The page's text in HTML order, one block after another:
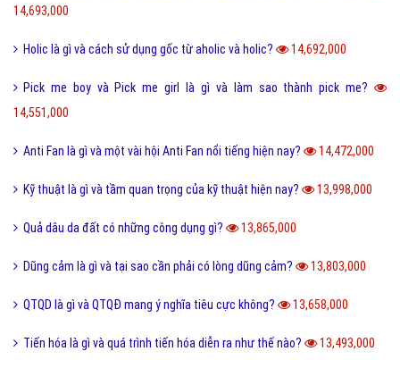
14,693,000
Holic là gì và cách sử dụng gốc từ aholic và holic? 14,692,000
Pick me boy và Pick me girl là gì và làm sao thành pick me?
14,551,000
Anti Fan là gì và một vài hội Anti Fan nổi tiếng hiện nay? 14,472,000
Kỹ thuật là gì và tầm quan trọng của kỹ thuật hiện nay? 13,998,000
Quả dâu da đất có những công dụng gì? 13,865,000
Dũng cảm là gì và tại sao cần phải có lòng dũng cảm? 13,803,000
QTQD là gì và QTQĐ mang ý nghĩa tiêu cực không? 13,658,000
Tiến hóa là gì và quá trình tiến hóa diễn ra như thế nào? 13,493,000